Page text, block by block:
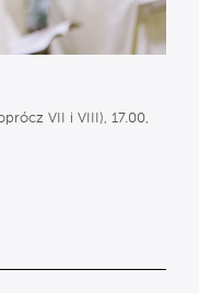
VII i VIII), 17.00,